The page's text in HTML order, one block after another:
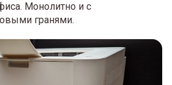
Монолитно и с
гранями.